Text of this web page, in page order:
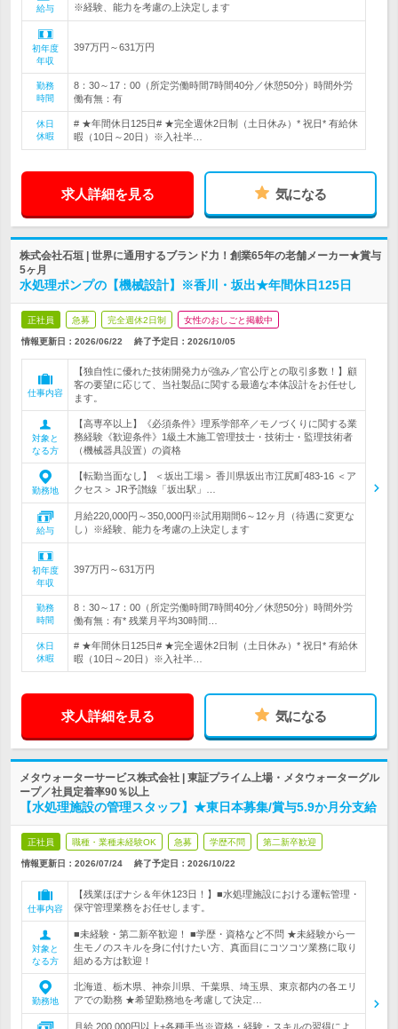
給与
※経験、能力を考慮の上決定します
初年度
年収
397万円～631万円
勤務
時間
8：30～17：00（所定労働時間7時間40分／休憩50分）時間外労
働有無：有
休日
休暇
# ★年間休日125日# ★完全週休2日制（土日休み）* 祝日* 有給休
暇（10日～20日）※入社半…
求人詳細を見る 気になる
株式会社石垣 | 世界に通用するブランド力！創業65年の老舗メーカー★賞与
5ヶ月
水処理ポンプの【機械設計】※香川・坂出★年間休日125日
正社員 急募 完全週休2日制 女性のおしごと掲載中
情報更新日：2026/06/22 終了予定日： 2026/10/05
仕事内容
【独自性に優れた技術開発力が強み／官公庁との取引多数！】顧
客の要望に応じて、当社製品に関する最適な本体設計をお任せし
ます。
対象と
なる方
【高専卒以上】《必須条件》理系学部卒／モノづくりに関する業
務経験《歓迎条件》1級土木施工管理技士・技術士・監理技術者
（機械器具設置）の資格
勤務地
【転勤当面なし】 ＜坂出工場＞ 香川県坂出市江尻町483-16 ＜ア
クセス＞ JR予讃線「坂出駅」…
給与
月給220,000円～350,000円※試用期間6～12ヶ月（待遇に変更な
し）※経験、能力を考慮の上決定します
初年度
年収
397万円～631万円
勤務
時間
8：30～17：00（所定労働時間7時間40分／休憩50分）時間外労
働有無：有* 残業月平均30時間…
休日
休暇
# ★年間休日125日# ★完全週休2日制（土日休み）* 祝日* 有給休
暇（10日～20日）※入社半…
求人詳細を見る 気になる
メタウォーターサービス株式会社 | 東証プライム上場・メタウォーターグル
ープ／社員定着率90％以上
【水処理施設の管理スタッフ】★東日本募集/賞与5.9か月分支給
正社員 職種・業種未経験OK 急募 学歴不問 第二新卒歓迎
情報更新日：2026/07/24 終了予定日： 2026/10/22
仕事内容
【残業ほぼナシ＆年休123日！】■水処理施設における運転管理・
保守管理業務をお任せします。
対象と
なる方
■未経験・第二新卒歓迎！ ■学歴・資格など不問 ★未経験から一
生モノのスキルを身に付けたい方、真面目にコツコツ業務に取り
組める方は歓迎！
勤務地
北海道、栃木県、神奈川県、千葉県、埼玉県、東京都内の各エリ
アでの勤務 ★希望勤務地を考慮して決定…
月給 200,000円以上+各種手当※資格・経験・スキルの習得によ